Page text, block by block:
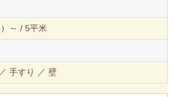
～ / 5平米
手すり ／ 壁